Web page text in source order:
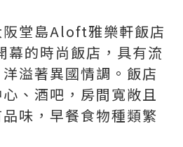
堂島Aloft雅樂軒飯店
幕的時尚飯店，具有流
溢著異國情調。飯店
、酒吧，房間寬敞且
味，早餐食物種類繁